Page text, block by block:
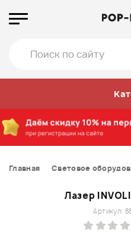
Главная Световое
Лазер
Артикул: